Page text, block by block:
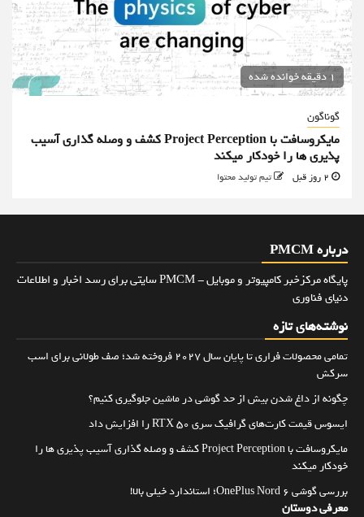
1 دقیقه خوانده شده
گوناگون
مایکروسافت با Project Perception کشف و وصله گذاری آسیب
پذیری ها را خودکار میکند
تیم تولید محتوا
درباره PMCM
پایگاه مرکزخبر کامپیوتر و موبایل - PMCM سایتی برای رسد اخبار و اطلاعات
دنیای فناوری
نوشته‌های تازه
تمامی محصولات فراری تا پایان سال ۲۰۲۷ فروخته شد؛ صف طولانی برای اسب
سرکش
چگونه از داغ شدن بیش از حد گوشی در ماشین جلوگیری کنیم؟
ایسوس قیمت کارت‌های گرافیک سری RTX 50 را افزایش داد
مایکروسافت با Project Perception کشف و وصله گذاری آسیب پذیری ها را
خودکار میکند
بررسی گوشی OnePlus Nord 6؛ استاندارد خیلی بالا!
معرفی دوستان